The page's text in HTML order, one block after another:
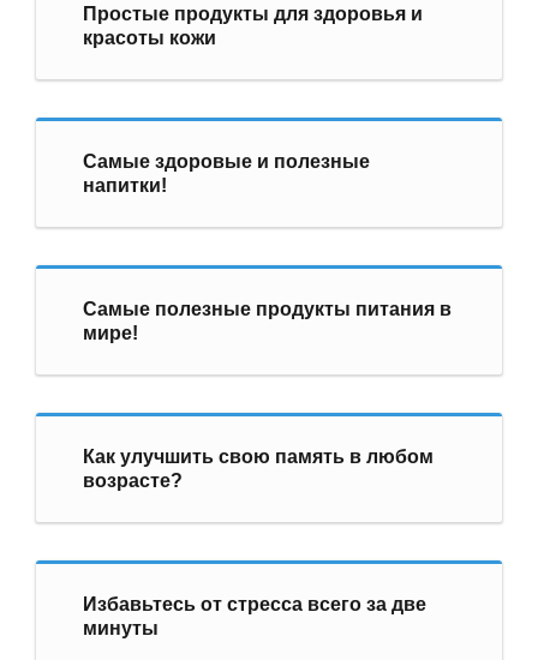
Простые продукты для здоровья и
красоты кожи
Самые здоровые и полезные
напитки!
Самые полезные продукты питания в
мире!
Как улучшить свою память в любом
возрасте?
Избавьтесь от стресса всего за две
минуты